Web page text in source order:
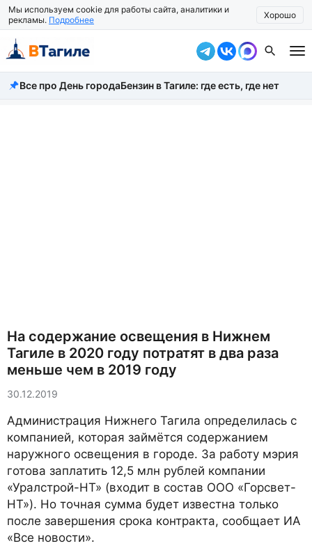
Мы используем cookie для работы сайта, аналитики и
рекламы. Подробнее Хорошо
Все новости
Все про День городаБензин в Тагиле: где есть, где нет
На содержание освещения в Нижнем
Тагиле в 2020 году потратят в два раза
меньше чем в 2019 году
30.12.2019
Администрация Нижнего Тагила определилась с
компанией, которая займётся содержанием
наружного освещения в городе. За работу мэрия
готова заплатить 12,5 млн рублей компании
«Уралстрой-НТ» (входит в состав ООО «Горсвет-
НТ»). Но точная сумма будет известна только
после завершения срока контракта, сообщает ИА
«Все новости».